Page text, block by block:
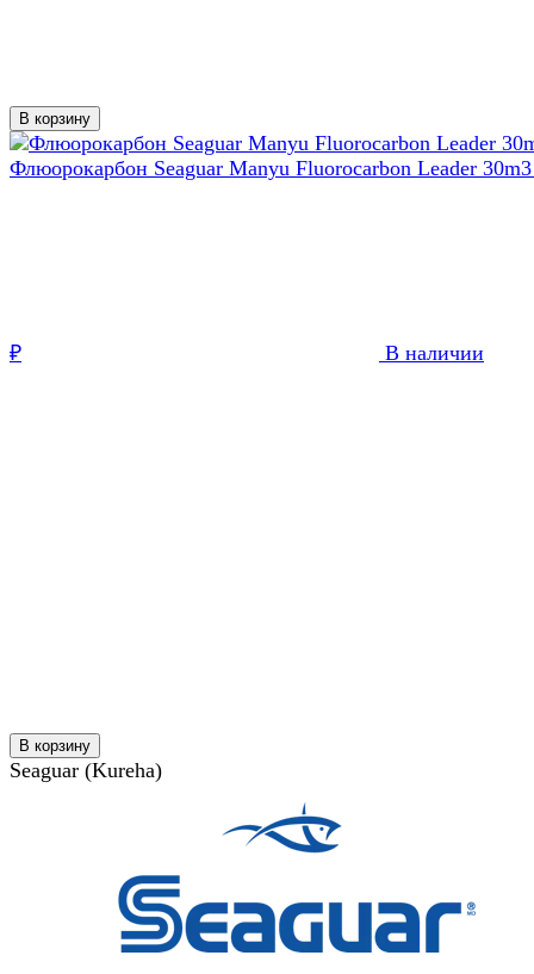
В корзину
Флюорокарбон Seaguar Manyu Fluorocarbon Leader 30m
₽ В наличии
В корзину
Seaguar (Kureha)